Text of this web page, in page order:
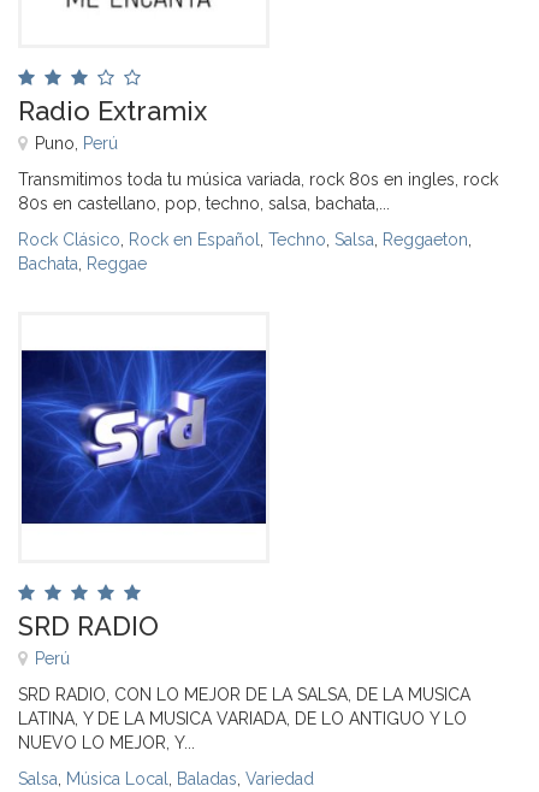
Radio Extramix
Puno, Perú
Transmitimos toda tu música variada, rock 80s en ingles, rock
80s en castellano, pop, techno, salsa, bachata,...
Rock Clásico Rock en Español Techno Salsa Reggaeton
Bachata Reggae
SRD RADIO
Perú
SRD RADIO, CON LO MEJOR DE LA SALSA, DE LA MUSICA
LATINA, Y DE LA MUSICA VARIADA, DE LO ANTIGUO Y LO
NUEVO LO MEJOR, Y...
Salsa Música Local Baladas Variedad